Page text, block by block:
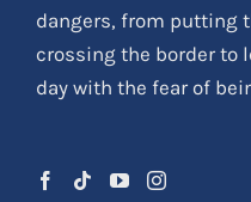
dangers, from putting
crossing the border to
day with the fear of